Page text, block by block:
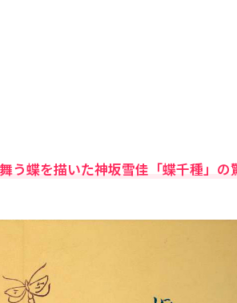
う蝶を描いた神坂雪佳「蝶千種」の